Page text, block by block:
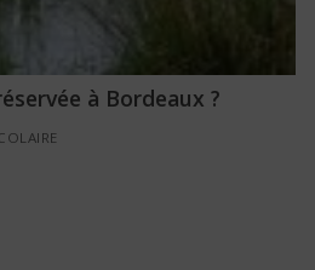
à Bordeaux ?